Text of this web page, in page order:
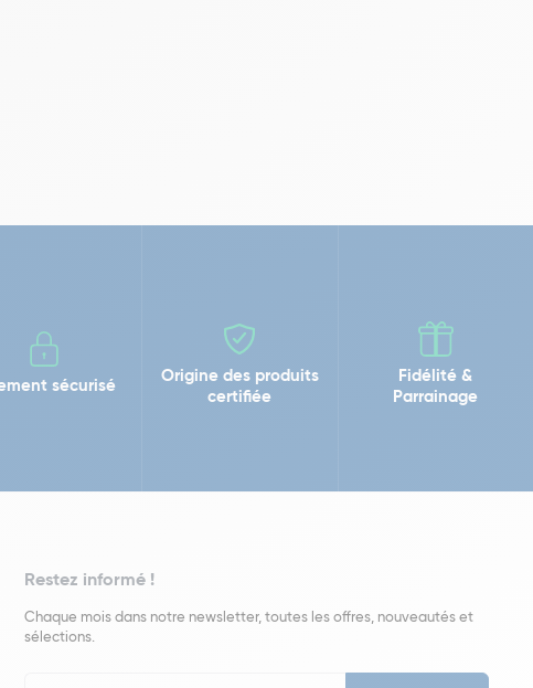
sécurisé
Origine des produits
certifiée
Fidélité &
Parrainage
Restez informé !
Chaque mois dans notre newsletter, toutes les offres, nouveautés et
sélections.